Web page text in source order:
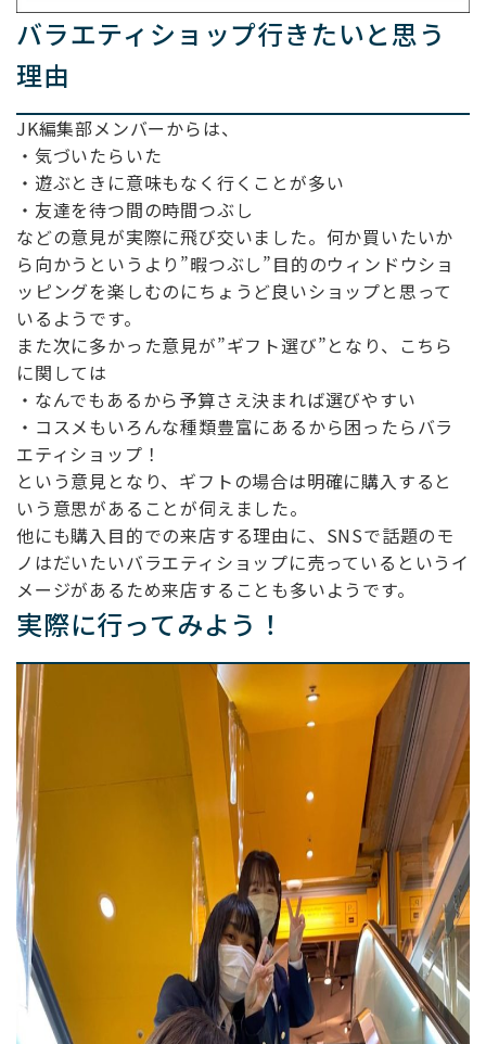
バラエティショップ行きたいと思う
理由
JK編集部メンバーからは、
・気づいたらいた
・遊ぶときに意味もなく行くことが多い
・友達を待つ間の時間つぶし
などの意見が実際に飛び交いました。何か買いたいか
ら向かうというより”暇つぶし”目的のウィンドウショ
ッピングを楽しむのにちょうど良いショップと思って
いるようです。
また次に多かった意見が”ギフト選び”となり、こちら
に関しては
・なんでもあるから予算さえ決まれば選びやすい
・コスメもいろんな種類豊富にあるから困ったらバラ
エティショップ！
という意見となり、ギフトの場合は明確に購入すると
いう意思があることが伺えました。
他にも購入目的での来店する理由に、SNSで話題のモ
ノはだいたいバラエティショップに売っているというイ
メージがあるため来店することも多いようです。
実際に行ってみよう！